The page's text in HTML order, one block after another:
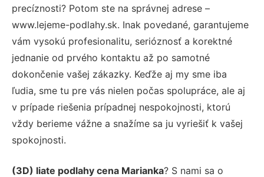
precíznosti? Potom ste na správnej adrese –
www.lejeme-podlahy.sk. Inak povedané, garantujeme
vám vysokú profesionalitu, serióznosť a korektné
jednanie od prvého kontaktu až po samotné
dokončenie vašej zákazky. Keďže aj my sme iba
ľudia, sme tu pre vás nielen počas spolupráce, ale aj
v prípade riešenia prípadnej nespokojnosti, ktorú
vždy berieme vážne a snažíme sa ju vyriešiť k vašej
spokojnosti.
(3D) liate podlahy cena Marianka? S nami sa o